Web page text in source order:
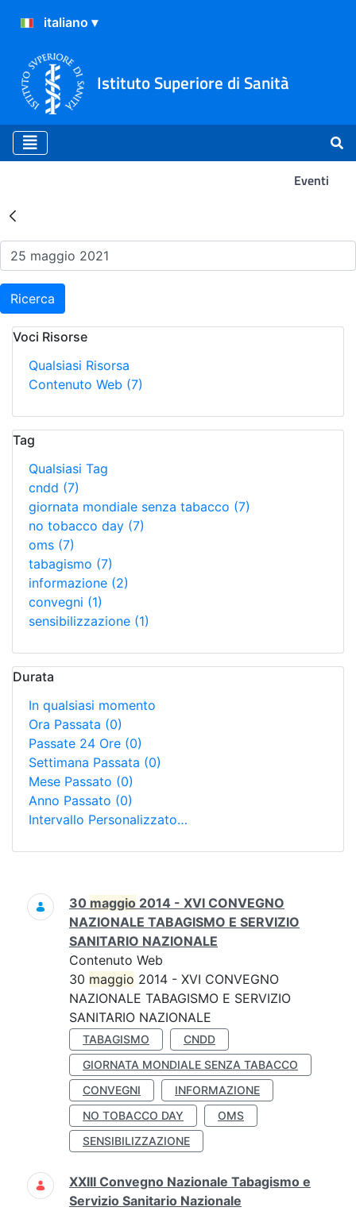
Istituto Superiore di Sanità
Eventi
Risultati della Ricerca -
Ricerca
Voci Risorse
Qualsiasi Risorsa
Contenuto Web (7)
Tag
Qualsiasi Tag
cndd (7)
giornata mondiale senza tabacco (7)
no tobacco day (7)
oms (7)
tabagismo (7)
informazione (2)
convegni (1)
sensibilizzazione (1)
Durata
In qualsiasi momento
Ora Passata (0)
Passate 24 Ore (0)
Settimana Passata (0)
Mese Passato (0)
Anno Passato (0)
Intervallo Personalizzato…
Ricerca
30 maggio 2014 - XVI CONVEGNO
NAZIONALE TABAGISMO E SERVIZIO
SANITARIO NAZIONALE
Contenuto Web
30 maggio 2014 - XVI CONVEGNO
NAZIONALE TABAGISMO E SERVIZIO
SANITARIO NAZIONALE
TABAGISMO
CNDD
GIORNATA MONDIALE SENZA TABACCO
CONVEGNI
INFORMAZIONE
NO TOBACCO DAY
OMS
SENSIBILIZZAZIONE
XXIII Convegno Nazionale Tabagismo e
Servizio Sanitario Nazionale